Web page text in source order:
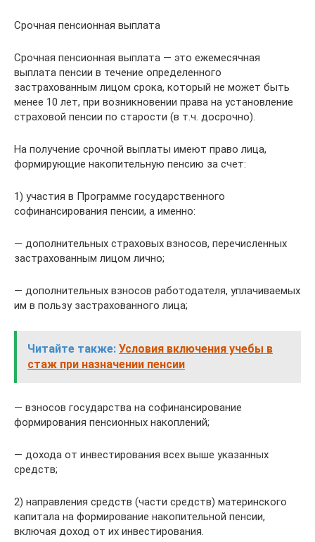
Срочная пенсионная выплата
Срочная пенсионная выплата — это ежемесячная
выплата пенсии в течение определенного
застрахованным лицом срока, который не может быть
менее 10 лет, при возникновении права на установление
страховой пенсии по старости (в т.ч. досрочно).
На получение срочной выплаты имеют право лица,
формирующие накопительную пенсию за счет:
1) участия в Программе государственного
софинансирования пенсии, а именно:
— дополнительных страховых взносов, перечисленных
застрахованным лицом лично;
— дополнительных взносов работодателя, уплачиваемых
им в пользу застрахованного лица;
Читайте также: Условия включения учебы в
стаж при назначении пенсии
— взносов государства на софинансирование
формирования пенсионных накоплений;
— дохода от инвестирования всех выше указанных
средств;
2) направления средств (части средств) материнского
капитала на формирование накопительной пенсии,
включая доход от их инвестирования.